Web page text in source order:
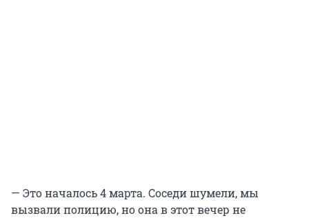
— Это началось 4 марта. Соседи шумели, мы
вызвали полицию, но она в этот вечер не